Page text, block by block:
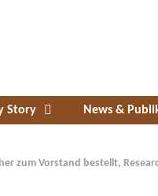
Story News &
zum Vorstand bestellt,